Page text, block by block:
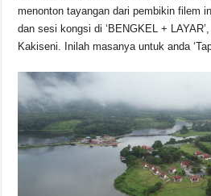
menonton tayangan dari pembikin filem
dan sesi kongsi di ‘BENGKEL +
Kakiseni. Inilah masanya untuk anda